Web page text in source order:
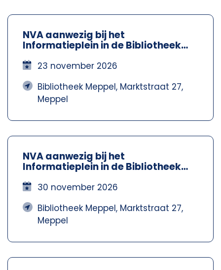
NVA aanwezig bij het
Informatieplein in de Bibliotheek
Meppel
23 november 2026
Bibliotheek Meppel, Marktstraat 27,
Meppel
NVA aanwezig bij het
Informatieplein in de Bibliotheek
Meppel
30 november 2026
Bibliotheek Meppel, Marktstraat 27,
Meppel